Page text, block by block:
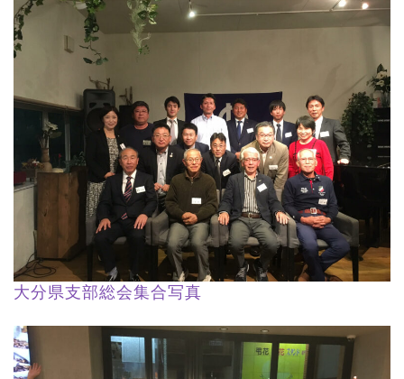
大分県支部総会集合写真